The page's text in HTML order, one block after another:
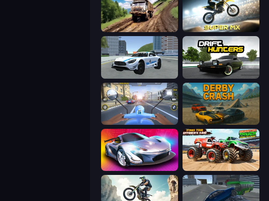
Hill Travel 3D Super MX - Last Season
Crazy Stunt Cars 2 Drift Hunters
Moto Racing Club Derby Crash
Grand Cyber City Monster Truck Demolition Derby